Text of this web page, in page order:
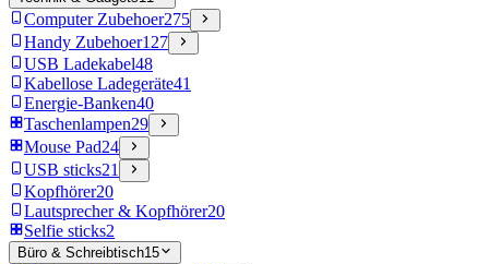
Computer Zubehoer275
Handy Zubehoer127
USB Ladekabel48
Kabellose Ladegeräte41
Energie-Banken40
Taschenlampen29
Mouse Pad24
USB sticks21
Kopfhörer20
Lautsprecher & Kopfhörer20
Selfie sticks2
Büro & Schreibtisch15